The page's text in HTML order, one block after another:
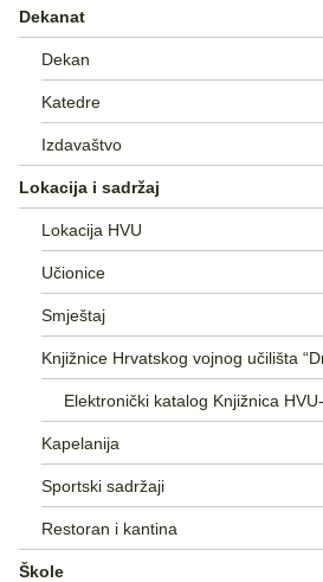
Dekanat
Dekan
Katedre
Izdavaštvo
Lokacija i sadržaj
Lokacija HVU
Učionice
Smještaj
Knjižnice Hrvatskog vojnog učilišta
Elektronički katalog Knjižnica
Kapelanija
Sportski sadržaji
Restoran i kantina
Škole